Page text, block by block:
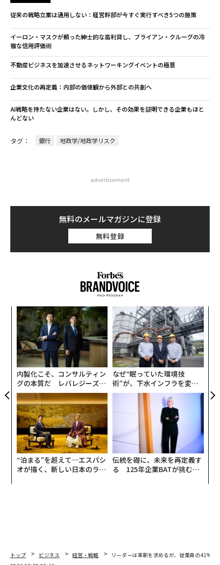
従来の戦略立案は通用しない：経営幹部が今すぐ実行すべき5つの施策
イーロン・マスクが頼った紳士的な高利貸し、ブライアン・クルーグの冷
徹な信用評価術
不動産ビジネスを加速させるネットワーキングイベントの極意
企業文化の再定義：内部の価値観から外部との共創へ
AI戦略を持たない企業はない。しかし、その効果を証明できる企業もほと
んどない
タグ： 銀行 地政学/地政学リスク
advertisement
無料のメールマガジンに登録
無料登録
内製化こそ、コンサルティン
グの本質だ レバレジーズが
実践する、次世代ファームの
全貌
なぜ“眠っていた環境技
術”が、下水インフラを変え
たのか──産総研×月島JFE
アクアソリューションの10年
“泊まる”を超えて─エスパシ
オが描く、新しい日本のラグ
伝統を礎に、未来を再定義す
る 125年企業BATが挑むス
トップ ビジネス 経営・戦略
リーダーは革新を求めるが、従業員の41%は